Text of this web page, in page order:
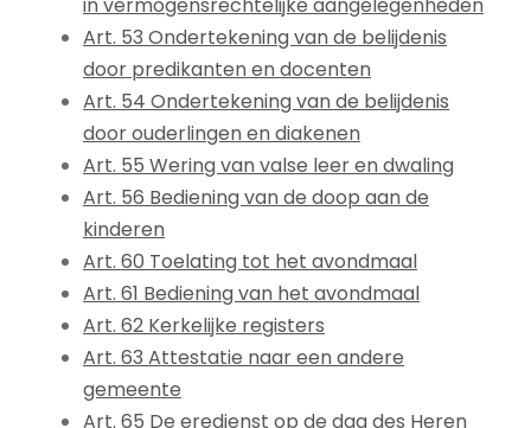
Art. 53 Ondertekening van de belijdenis
door predikanten en docenten
Art. 54 Ondertekening van de belijdenis
door ouderlingen en diakenen
Art. 55 Wering van valse leer en dwaling
Art. 56 Bediening van de doop aan de
kinderen
Art. 60 Toelating tot het avondmaal
Art. 61 Bediening van het avondmaal
Art. 62 Kerkelijke registers
Art. 63 Attestatie naar een andere
gemeente
Art. 65 De eredienst op de dag des Heren